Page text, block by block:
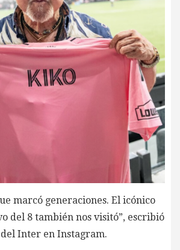
marcó generaciones. El icónico
del 8 también nos visitó”, escribió
Inter en Instagram.